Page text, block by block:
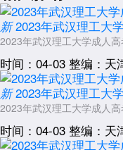
新 2023年武汉理工大
2023年武汉理工大学成人
时间：04-03 整编：天
新 2023年武汉理工大
2023年武汉理工大学成人
时间：04-03 整编：天